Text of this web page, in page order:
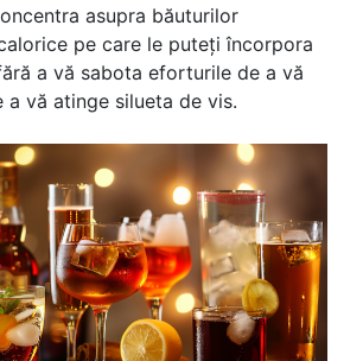
asupra băuturilor
pe care le puteți încorpora
a vă sabota eforturile de a vă
a vă atinge silueta de vis.